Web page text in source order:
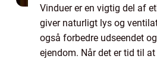
Vinduer er en vigtig del af
giver naturligt lys og
også forbedre udseendet
ejendom. Når det er tid til